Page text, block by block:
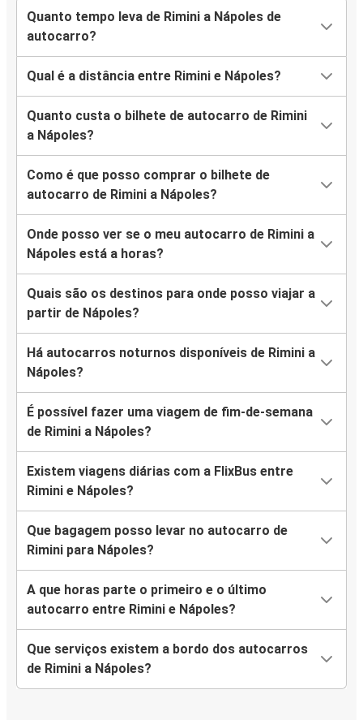
Quanto tempo leva de Rimini a Nápoles de
autocarro?
Qual é a distância entre Rimini e Nápoles?
Quanto custa o bilhete de autocarro de Rimini
a Nápoles?
Como é que posso comprar o bilhete de
autocarro de Rimini a Nápoles?
Onde posso ver se o meu autocarro de Rimini a
Nápoles está a horas?
Quais são os destinos para onde posso viajar a
partir de Nápoles?
Há autocarros noturnos disponíveis de Rimini a
Nápoles?
É possível fazer uma viagem de fim-de-semana
de Rimini a Nápoles?
Existem viagens diárias com a FlixBus entre
Rimini e Nápoles?
Que bagagem posso levar no autocarro de
Rimini para Nápoles?
A que horas parte o primeiro e o último
autocarro entre Rimini e Nápoles?
Que serviços existem a bordo dos autocarros
de Rimini a Nápoles?